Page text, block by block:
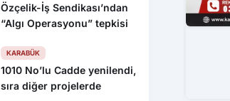
Özçelik-İş Sendikası’ndan
“Algı Operasyonu” tepkisi
KARABÜK
1010 No’lu Cadde yenilendi,
sıra diğer projelerde